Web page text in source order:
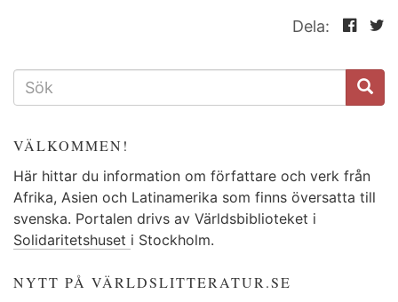
Dela:
SÖKFORMULÄR
VÄLKOMMEN!
Här hittar du information om författare och verk från
Afrika, Asien och Latinamerika som finns översatta till
svenska. Portalen drivs av Världsbiblioteket i
Solidaritetshuset i Stockholm.
NYTT PÅ VÄRLDSLITTERATUR.SE